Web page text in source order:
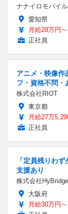
ナナイロモバイ
愛知県
月給28万円
正社員
アニメ・映像
フ・資格不問・
株式会社RIOT
東京都
月給27万
正社員
「定員残りわ
支援あり
株式会社HyBridge
大阪府
月給30万円